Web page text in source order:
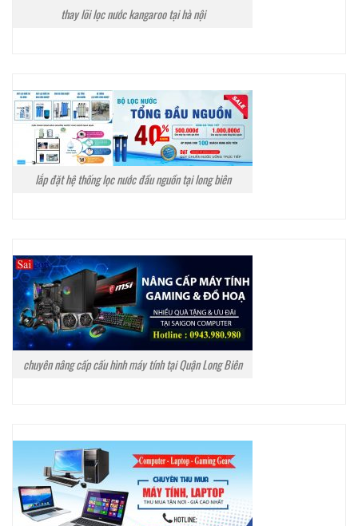
thay lõi lọc nước kangaroo tại hà nội
lắp đặt hệ thống lọc nước đầu nguồn tại long biên
chuyên nâng cấp cấu hình máy tính tại Quận Long Biên